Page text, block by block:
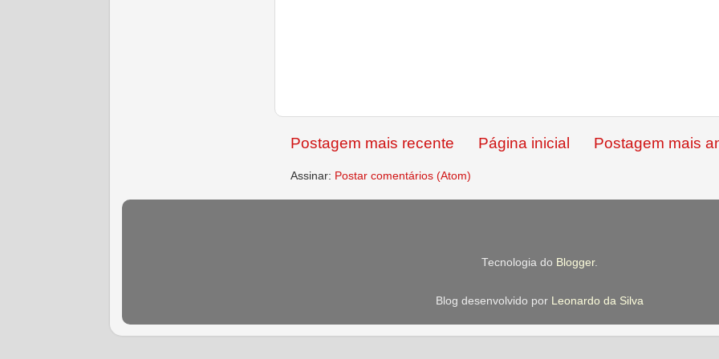
Postagem mais recente Postagem mais
Página inicial
Assinar: Postar comentários (Atom)
Tecnologia do Blogger.
Blog desenvolvido por Leonardo da Silva